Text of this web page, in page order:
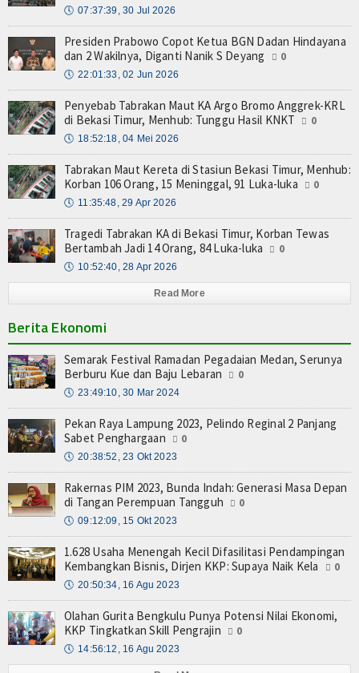
🕔 07:37:39, 30 Jul 2026
Presiden Prabowo Copot Ketua BGN Dadan Hindayana
dan 2 Wakilnya, Diganti Nanik S Deyang
0
🕔 22:01:33, 02 Jun 2026
Penyebab Tabrakan Maut KA Argo Bromo Anggrek-KRL
di Bekasi Timur, Menhub: Tunggu Hasil KNKT
0
🕔 18:52:18, 04 Mei 2026
Tabrakan Maut Kereta di Stasiun Bekasi Timur, Menhub:
Korban 106 Orang, 15 Meninggal, 91 Luka-luka
0
🕔 11:35:48, 29 Apr 2026
Tragedi Tabrakan KA di Bekasi Timur, Korban Tewas
Bertambah Jadi 14 Orang, 84 Luka-luka
0
🕔 10:52:40, 28 Apr 2026
Read More
Berita Ekonomi
Semarak Festival Ramadan Pegadaian Medan, Serunya
Berburu Kue dan Baju Lebaran
0
🕔 23:49:10, 30 Mar 2024
Pekan Raya Lampung 2023, Pelindo Reginal 2 Panjang
Sabet Penghargaan
0
🕔 20:38:52, 23 Okt 2023
Rakernas PIM 2023, Bunda Indah: Generasi Masa Depan
di Tangan Perempuan Tangguh
0
🕔 09:12:09, 15 Okt 2023
1.628 Usaha Menengah Kecil Difasilitasi Pendampingan
Kembangkan Bisnis, Dirjen KKP: Supaya Naik Kela
0
🕔 20:50:34, 16 Agu 2023
Olahan Gurita Bengkulu Punya Potensi Nilai Ekonomi,
KKP Tingkatkan Skill Pengrajin
0
🕔 14:56:12, 16 Agu 2023